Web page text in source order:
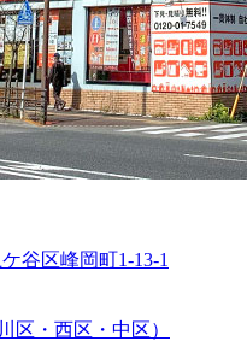
谷区峰岡町1-13-1
区・西区・中区）